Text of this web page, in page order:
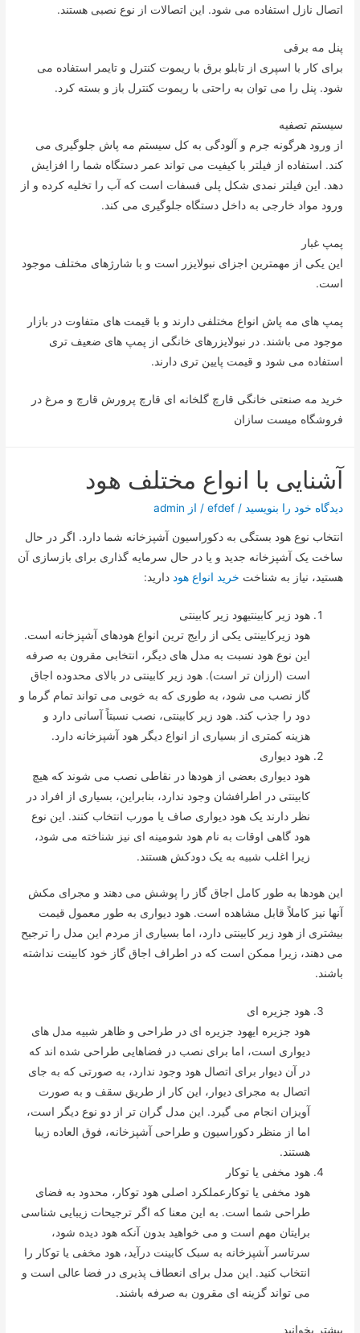
اتصال نازل استفاده می شود. این اتصالات از نوع نصبی هستند.
پنل مه برقی
برای کار با اسپری از تابلو برق با ریموت کنترل و تایمر استفاده می
شود. پنل را می توان به راحتی با ریموت کنترل باز و بسته کرد.
سیستم تصفیه
از ورود هرگونه جرم و آلودگی به کل سیستم مه پاش جلوگیری می
کند. استفاده از فیلتر با کیفیت می تواند عمر دستگاه شما را افزایش
دهد. این فیلتر نمدی شکل پلی فسفات است که آب را تخلیه کرده و از
ورود مواد خارجی به داخل دستگاه جلوگیری می کند.
پمپ غبار
این یکی از مهمترین اجزای نبولایزر است و با شارژهای مختلف موجود
است.
پمپ های مه پاش انواع مختلفی دارند و با قیمت های متفاوت در بازار
موجود می باشند. در نبولایزرهای خانگی از پمپ های ضعیف تری
استفاده می شود و قیمت پایین تری دارند.
خرید مه صنعتی خانگی قارچ گلخانه ای قارچ پرورش قارچ و مرغ در
فروشگاه میست سازان
آشنایی با انواع مختلف هود
دیدگاه‌ خود را بنویسید /
efdef / از admin
انتخاب نوع هود بستگی به دکوراسیون آشپزخانه شما دارد. اگر در حال
ساخت یک آشپزخانه جدید و یا در حال سرمایه گذاری برای بازسازی آن
هستید، نیاز به شناخت خرید انواع هود دارید:
هود زیر کابینتیهود زیر کابینتی
هود زیرکابینتی یکی از رایج ترین انواع هودهای آشپزخانه است.
این نوع هود نسبت به مدل های دیگر، انتخابی مقرون به صرفه
است (ارزان تر است). هود زیر کابینتی در بالای محدوده اجاق
گاز نصب می شود، به طوری که به خوبی می تواند تمام گرما و
دود را جذب کند. هود زیر کابینتی، نصب نسبتاً آسانی دارد و
هزینه کمتری از بسیاری از انواع دیگر هود آشپزخانه دارد.
هود دیواری
هود دیواری بعضی از هودها در نقاطی نصب می شوند که هیچ
کابینتی در اطرافشان وجود ندارد، بنابراین، بسیاری از افراد در
نظر دارند یک هود دیواری صاف یا مورب انتخاب کنند. این نوع
هود گاهی اوقات به نام هود شومینه ای نیز شناخته می شود،
زیرا اغلب شبیه به یک دودکش هستند.
این هودها به طور کامل اجاق گاز را پوشش می دهند و مجرای مکش
آنها نیز کاملاً قابل مشاهده است. هود دیواری به طور معمول قیمت
بیشتری از هود زیر کابینتی دارد، اما بسیاری از مردم این مدل را ترجیح
می دهند، زیرا ممکن است که در اطراف اجاق گاز خود کابینت نداشته
باشند.
هود جزیره ای
هود جزیره ایهود جزیره ای در طراحی و ظاهر شبیه مدل های
دیواری است، اما برای نصب در فضاهایی طراحی شده اند که
در آن دیوار برای اتصال هود وجود ندارد، به صورتی که به جای
اتصال به مجرای دیوار، این کار از طریق سقف و به صورت
آویزان انجام می گیرد. این مدل گران تر از دو نوع دیگر است،
اما از منظر دکوراسیون و طراحی آشپزخانه، فوق العاده زیبا
هستند.
هود مخفی یا توکار
هود مخفی یا توکارعملکرد اصلی هود توکار، محدود به فضای
طراحی شما است. به این معنا که اگر ترجیحات زیبایی شناسی
برایتان مهم است و می خواهید بدون آنکه هود دیده شود،
سرتاسر آشپزخانه به سبک کابینت درآید، هود مخفی یا توکار را
انتخاب کنید. این مدل برای انعطاف پذیری در فضا عالی است و
می تواند گزینه ای مقرون به صرفه باشند.
بیشتر بخوانید